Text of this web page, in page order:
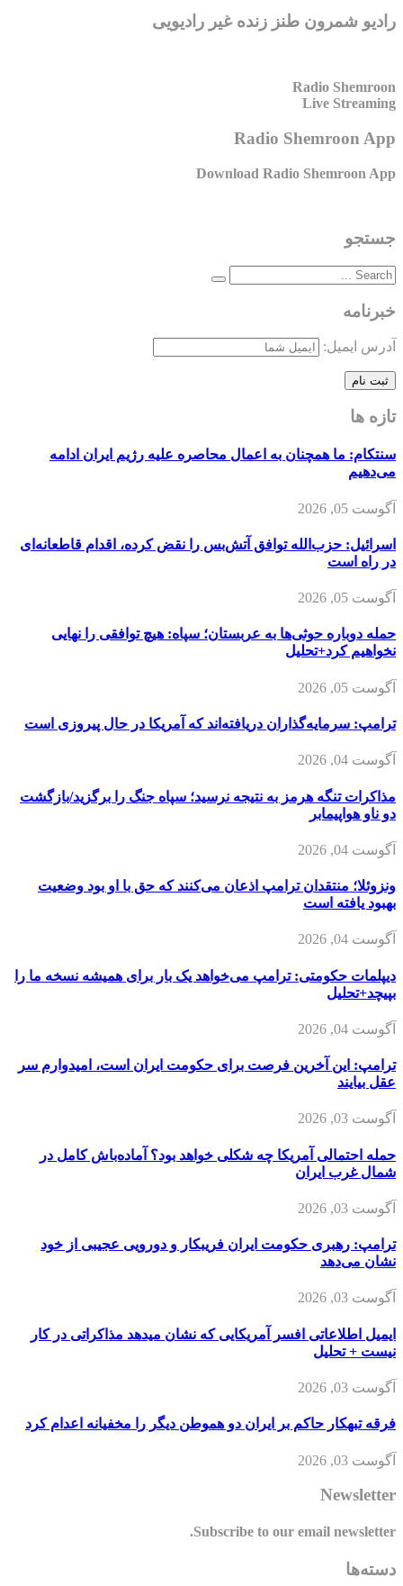
رادیو شمرون طنز زنده غیر رادیویی
Radio Shemroon
Live Streaming
Radio Shemroon App
Download Radio Shemroon App
جستجو
خبرنامه
آدرس ایمیل:
تازه ها
سنتکام: ما همچنان به اعمال محاصره علیه رژیم ایران ادامه
می‌دهیم
آگوست 05, 2026
اسرائیل: حزب‌الله توافق آتش‌بس را نقض کرده، اقدام قاطعانه‌ای
در راه است
آگوست 05, 2026
حمله دوباره حوثی‌ها به عربستان؛ سپاه: هیچ توافقی را نهایی
نخواهیم کرد+تحلیل
آگوست 05, 2026
ترامپ: سرمایه‌گذاران دریافته‌اند که آمریکا در حال پیروزی است
آگوست 04, 2026
مذاکرات تنگه هرمز به نتیجه نرسید؛ سپاه جنگ را برگزید/بازگشت
دو ناو هواپیمابر
آگوست 04, 2026
ونزوئلا؛ منتقدان ترامپ اذعان می‌کنند که حق با او بود وضعیت
بهبود یافته است
آگوست 04, 2026
دیپلمات حکومتی: ترامپ می‌خواهد یک بار برای همیشه نسخه ما را
بپیچد+تحلیل
آگوست 04, 2026
ترامپ: این آخرین فرصت برای حکومت ایران است، امیدوارم سر
عقل بیایند
آگوست 03, 2026
حمله احتمالی آمریکا چه شکلی خواهد بود؟ آماده‌باش کامل در
شمال غرب ایران
آگوست 03, 2026
ترامپ: رهبری حکومت ایران فریبکار و دورویی عجیبی از خود
نشان می‌دهد
آگوست 03, 2026
ایمیل اطلاعاتی افسر آمریکایی که نشان میدهد مذاکراتی در کار
نیست + تحلیل
آگوست 03, 2026
فرقه تبهکار حاکم بر ایران دو هموطن دیگر را مخفیانه اعدام کرد
آگوست 03, 2026
Newsletter
Subscribe to our email newsletter.
دسته‌ها